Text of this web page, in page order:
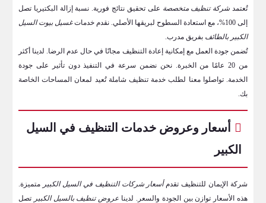
تُعتمد شركة تنظيف متخصصة على تحقيق نتائج فورية. نسبة إزالة البكتيريا تصل
إلى 100%، مع استعادة السطوح لبريقها الأصلي. نقدم خدمات
غسيل بيوت السيل
الكبير بالطائف بفريق مدرب.
تُضمن جودة العمل مع إمكانية إعادة التنظيف مجانًا في حال عدم الرضا. لدينا أكثر
من 20 عامًا من الخبرة. نحن نضمن سرعة في التنفيذ دون تأثير على جودة
الخدمة. تواصلوا معنا لطلب خدمة تنظيف شاملة تُعيد لمعان المساحات الخاصة
بك.
أسعار وعروض خدمات التنظيف في السيل
الكبير
شركة الإيمان للتنظيف تقدمأسعار شركات التنظيف في السيل الكبير متميزة.
هذه الأسعار توازن بين الجودة والسعر. لدينا عروض تنظيف بالسيل الكبير تصل